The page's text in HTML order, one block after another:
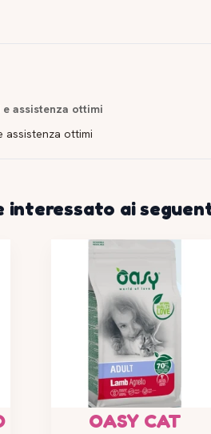
assistenza ottimi
assistenza ottimi
interessato ai
OASY CAT